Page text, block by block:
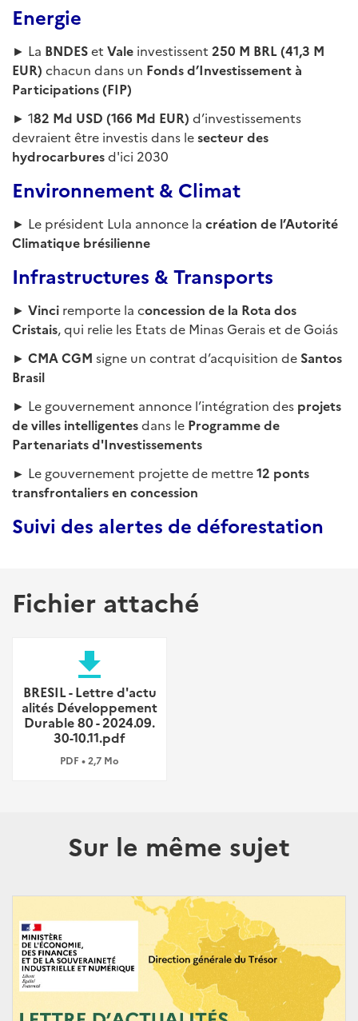
Energie
► La BNDESet Vale investissent 250 M BRL (41,3 M
EUR) chacun dans un Fonds d’Investissement à
Participations (FIP)
► 182 Md USD (166 Md EUR) d’investissements
devraient être investis dans lesecteur des
hydrocarburesd'ici 2030
Environnement & Climat
► Le président Lula annonce la création de l’Autorité
Climatique brésilienne
Infrastructures & Transports
► Vinci remporte la concession de la Rota dos
Cristais, qui relie les Etats de Minas Gerais et de Goiás
► CMA CGM signe un contrat d’acquisition de Santos
Brasil
► Le gouvernement annonce l’intégration des projets
de villes intelligentesdans le Programme de
Partenariats d'Investissements
► Le gouvernement projette de mettre12 ponts
transfrontaliers en concession
Suivi des alertes de déforestation
Fichier attaché
file_download
BRESIL - Lettre d'actu
alités Développement
Durable 80 - 2024.09.
30-10.11.pdf
PDF • 2,7 Mo
Sur le même sujet